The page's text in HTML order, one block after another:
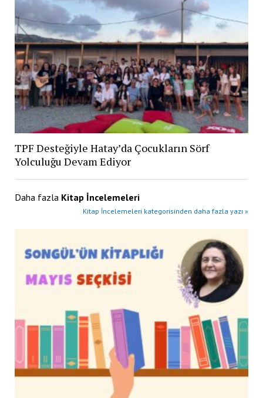
TPF Desteğiyle Hatay’da Çocukların Sörf
Yolculuğu Devam Ediyor
Daha fazla Kitap İncelemeleri
Kitap İncelemeleri kategorisinden daha fazla yazı »